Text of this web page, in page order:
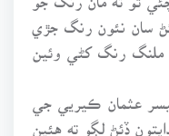
سان نئون رنگ جڙي
ملنگ رنگ کڻي وئين
عثمان ڪيريي جي
ڏئڻ لڳو ته هئين